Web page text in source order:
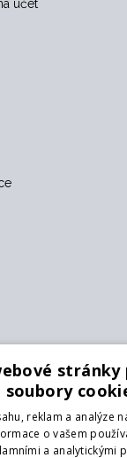
účet
stránky
soubory
reklam a analýze
o vašem
a analytickými